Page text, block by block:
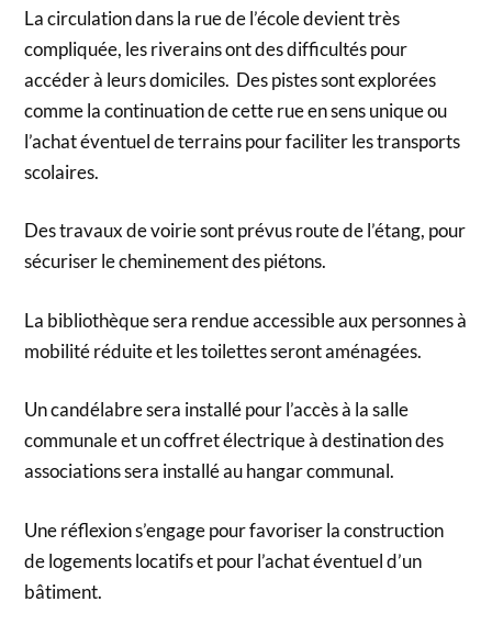
La circulation dans la rue de l’école devient très
compliquée, les riverains ont des difficultés pour
accéder à leurs domiciles. Des pistes sont explorées
comme la continuation de cette rue en sens unique ou
l’achat éventuel de terrains pour faciliter les transports
scolaires.
Des travaux de voirie sont prévus route de l’étang, pour
sécuriser le cheminement des piétons.
La bibliothèque sera rendue accessible aux personnes à
mobilité réduite et les toilettes seront aménagées.
Un candélabre sera installé pour l’accès à la salle
communale et un coffret électrique à destination des
associations sera installé au hangar communal.
Une réflexion s’engage pour favoriser la construction
de logements locatifs et pour l’achat éventuel d’un
bâtiment.